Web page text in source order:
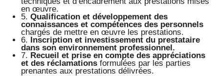
en œuvre.
5. Qualification et développement des
connaissances et compétences des personnels
chargés de mettre en œuvre les prestations.
6. Inscription et investissement du prestataire
dans son environnement professionnel.
7. Recueil et prise en compte des appréciations
et des réclamationsformulées par les parties
prenantes aux prestations délivrées.